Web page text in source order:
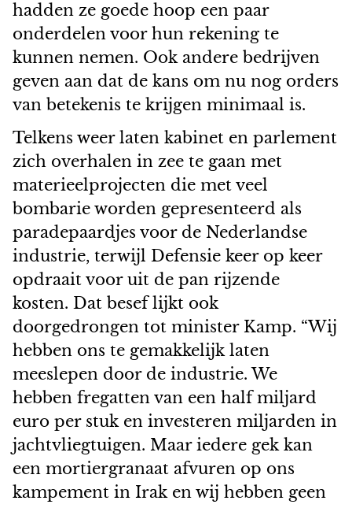
hadden ze goede hoop een paar
onderdelen voor hun rekening te
kunnen nemen. Ook andere bedrijven
geven aan dat de kans om nu nog orders
van betekenis te krijgen minimaal is.
Telkens weer laten kabinet en parlement
zich overhalen in zee te gaan met
materieelprojecten die met veel
bombarie worden gepresenteerd als
paradepaardjes voor de Nederlandse
industrie, terwijl Defensie keer op keer
opdraait voor uit de pan rijzende
kosten. Dat besef lijkt ook
doorgedrongen tot minister Kamp. “Wij
hebben ons te gemakkelijk laten
meeslepen door de industrie. We
hebben fregatten van een half miljard
euro per stuk en investeren miljarden in
jachtvliegtuigen. Maar iedere gek kan
een mortiergranaat afvuren op ons
kampement in Irak en wij hebben geen